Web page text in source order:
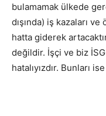
bulamamak ülkede
dışında) iş kazaları
hatta giderek
değildir. İşçi ve biz
hatalıyızdır. Bunları